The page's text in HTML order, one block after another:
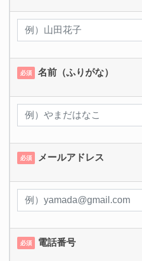
必須 名前（ふりがな）
必須 メールアドレス
必須 電話番号